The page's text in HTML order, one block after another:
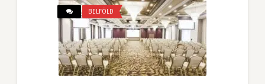
BELFÖLD